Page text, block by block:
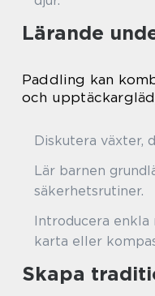
Lärande
Paddling kan
och
Diskutera växter,
Lär barnen
säkerhetsrutiner.
Introducera enkla
karta eller
Skapa